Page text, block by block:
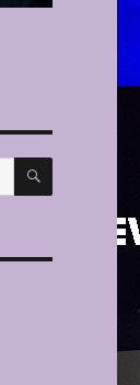
BUSCAR